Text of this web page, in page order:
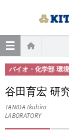
ホーム
バイオ・化学部 環
谷田育宏 研
TANIDA Ikuhiro
LABORATORY